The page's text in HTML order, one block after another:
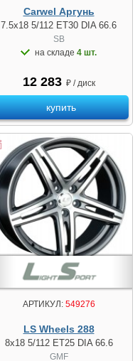
Carwel Аргунь
7.5x18 5/112 ET30 DIA 66.6
SB
на складе 4 шт.
12 283 ₽ / диск
купить
АРТИКУЛ:549276
LS Wheels 288
8x18 5/112 ET25 DIA 66.6
GMF